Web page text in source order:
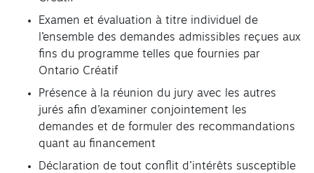
Examen et évaluation à titre individuel de
l’ensemble des demandes admissibles reçues aux
fins du programme telles que fournies par
Ontario Créatif
Présence à la réunion du jury avec les autres
jurés afin d’examiner conjointement les
demandes et de formuler des recommandations
quant au financement
Déclaration de tout conflit d’intérêts susceptible